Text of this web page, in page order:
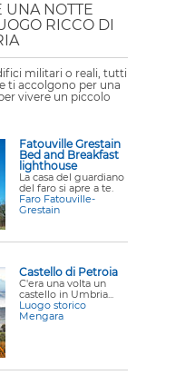
UNA NOTTE
RICCO DI
militari o reali, tutti
ti accolgono per una
vivere un piccolo
Fatouville Grestain
Bed and Breakfast
lighthouse
La casa del guardiano
del faro si apre a te.
Faro Fatouville-
Grestain
Castello di Petroia
C'era una volta un
castello in Umbria...
Luogo storico
Mengara